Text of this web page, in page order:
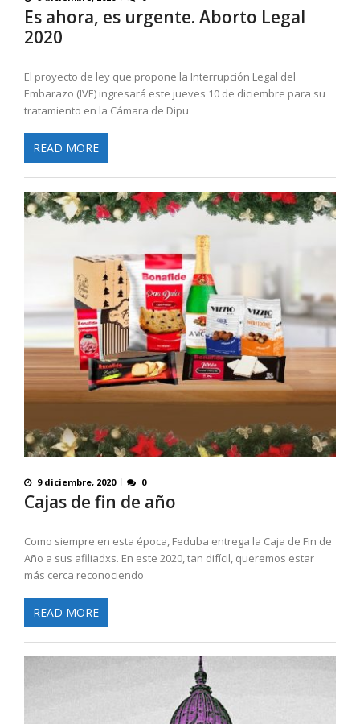
Es ahora, es urgente. Aborto Legal
2020
El proyecto de ley que propone la Interrupción Legal del
Embarazo (IVE) ingresará este jueves 10 de diciembre para su
tratamiento en la Cámara de Dipu
READ MORE
9 diciembre, 2020 0
Cajas de fin de año
Como siempre en esta época, Feduba entrega la Caja de Fin de
Año a sus afiliadxs. En este 2020, tan difícil, queremos estar
más cerca reconociendo
READ MORE